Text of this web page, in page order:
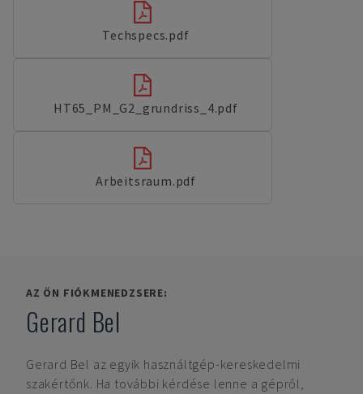
Techspecs.pdf
HT65_PM_G2_grundriss_4.pdf
Arbeitsraum.pdf
AZ ÖN FIÓKMENEDZSERE:
Gerard Bel
Gerard Bel az egyik használtgép-kereskedelmi
szakértőnk. Ha további kérdése lenne a gépről,